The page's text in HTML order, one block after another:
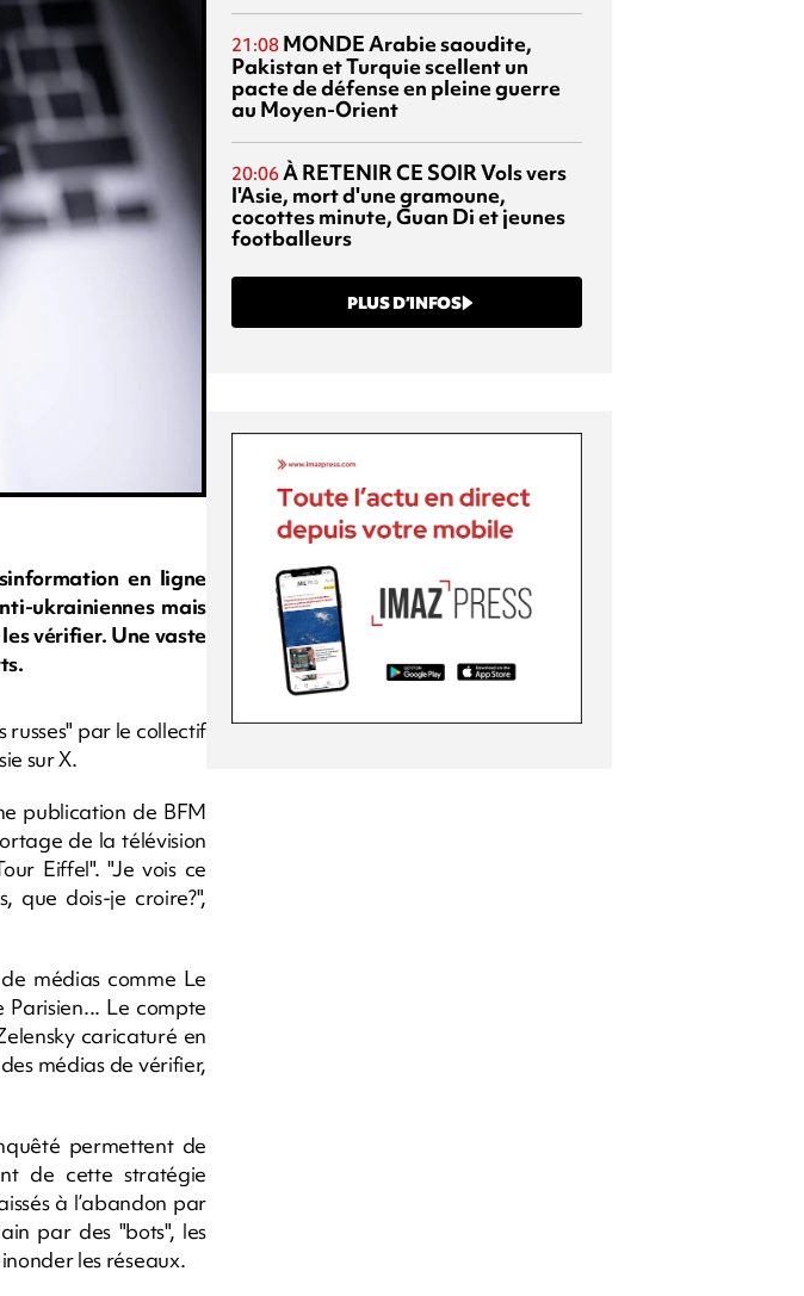
en ligne
ukrainiennes mais
vérifier. Une vaste
par le collectif
sur X.
publication de BFM
de la télévision
Eiffel". "Je vois ce
que dois-je croire?",
médias comme Le
Le compte
caricaturé en
médias de vérifier,
permettent de
de cette stratégie
à l’abandon par
par des "bots", les
les réseaux.
21:08 MONDEArabie saoudite,
Pakistan et Turquie scellent un
pacte de défense en pleine guerre
au Moyen-Orient
20:06À RETENIR CE SOIRVols vers
l'Asie, mort d'une gramoune,
cocottes minute, Guan Di et jeunes
footballeurs
PLUS D’INFOS